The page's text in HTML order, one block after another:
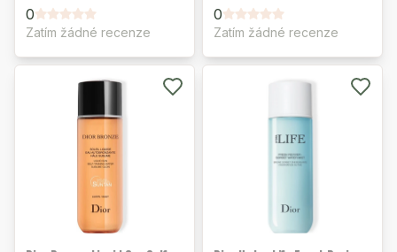
0
Zatím žádné recenze
0
Zatím žádné recenze